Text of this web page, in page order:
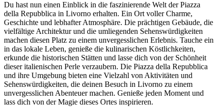
Du hast nun einen Einblick in die faszinierende Welt der Piazza
della Repubblica in Livorno erhalten. Ein Ort voller Charme,
Geschichte und lebhafter Atmosphäre. Die prächtigen Gebäude, die
vielfältige Architektur und die umliegenden Sehenswürdigkeiten
machen diesen Platz zu einem unvergesslichen Erlebnis. Tauche ein
in das lokale Leben, genieße die kulinarischen Köstlichkeiten,
erkunde die historischen Stätten und lasse dich von der Schönheit
dieser italienischen Perle verzaubern. Die Piazza della Repubblica
und ihre Umgebung bieten eine Vielzahl von Aktivitäten und
Sehenswürdigkeiten, die deinen Besuch in Livorno zu einem
unvergesslichen Abenteuer machen. Genieße jeden Moment und
lass dich von der Magie dieses Ortes inspirieren.